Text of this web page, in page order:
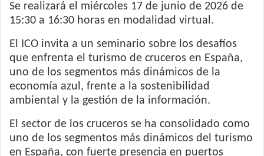
Se realizará el miércoles 17 de junio de 2026 de
15:30 a 16:30 horas en modalidad virtual.
El ICO invita a un seminario sobre los desafíos
que enfrenta el turismo de cruceros en España,
uno de los segmentos más dinámicos de la
economía azul, frente a la sostenibilidad
ambiental y la gestión de la información.
El sector de los cruceros se ha consolidado como
uno de los segmentos más dinámicos del turismo
en España, con fuerte presencia en puertos